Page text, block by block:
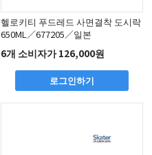
헬로키티 푸드레드 사면결착 도시락
650ML／677205／일본
6개 소비자가 126,000원
로그인하기